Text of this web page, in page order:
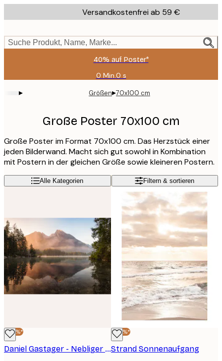
to
content.
Versandkostenfrei ab 59 €
Suche Produkt, Name, Marke...
40% auf Poster*
0 Min.0 s
Gültig
bis:
2026-
▸ Größen▸70x100 cm
Große Poster 70x100 cm
Große Poster im Format 70x100 cm. Das Herzstück einer
jeden Bilderwand. Macht sich gut sowohl in Kombination
mit Postern in der gleichen Größe sowie kleineren Postern.
Alle Kategorien Filtern & sortieren
-40%*
Daniel Gastager - Nebliger Bergsee im Sonnenaufgang Poster
-40%*
Strand Sonnenaufgang